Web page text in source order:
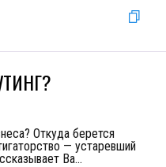
Откуда берется
— устаревший
Ва...